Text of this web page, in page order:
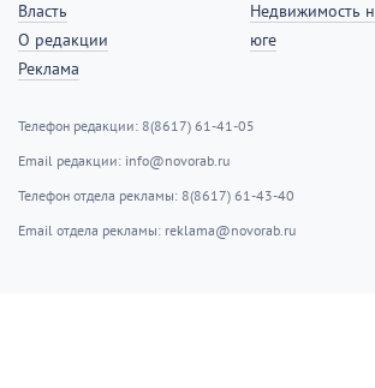
Власть
О редакции
Реклама
Недвижимость
юге
Телефон редакции: 8(8617) 61-41-05
Email редакции: info@novorab.ru
Телефон отдела рекламы: 8(8617) 61-43-40
Email отдела рекламы: reklama@novorab.ru